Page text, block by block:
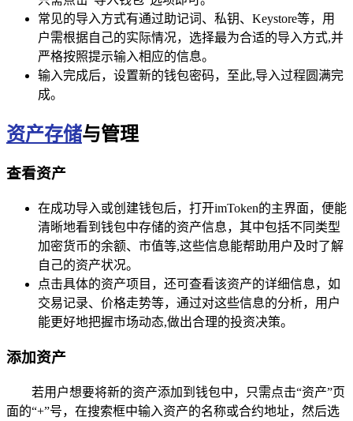
常见的导入方式有通过助记词、私钥、Keystore等，用
户需根据自己的实际情况，选择最为合适的导入方式,并
严格按照提示输入相应的信息。
输入完成后，设置新的钱包密码，至此,导入过程圆满完
成。
资产存储与管理
查看资产
在成功导入或创建钱包后，打开imToken的主界面，便能
清晰地看到钱包中存储的资产信息，其中包括不同类型
加密货币的余额、市值等,这些信息能帮助用户及时了解
自己的资产状况。
点击具体的资产项目，还可查看该资产的详细信息，如
交易记录、价格走势等，通过对这些信息的分析，用户
能更好地把握市场动态,做出合理的投资决策。
添加资产
若用户想要将新的资产添加到钱包中，只需点击“资产”页
面的“+”号，在搜索框中输入资产的名称或合约地址，然后选